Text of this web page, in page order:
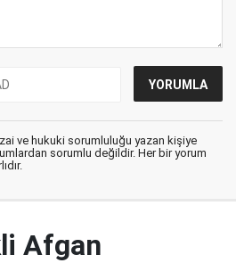
ve hukuki sorumluluğu yazan kişiye
sorumlu değildir. Her bir yorum
Afgan